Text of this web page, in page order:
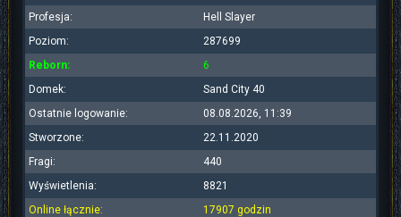
Profesja:
Hell Slayer
Poziom:
287699
Reborn:
6
Domek:
Sand City 40
Ostatnie logowanie:
08.08.2026, 11:39
Stworzone:
22.11.2020
Fragi:
440
Wyświetlenia:
8821
Online łącznie:
17907 godzin